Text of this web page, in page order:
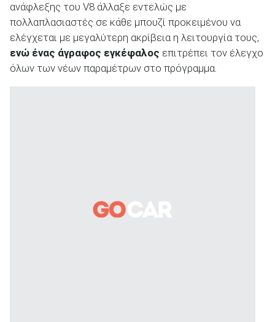
ανάφλεξης του V8 άλλαξε εντελώς με
πολλαπλασιαστές σε κάθε μπουζί προκειμένου να
ελέγχεται με μεγαλύτερη ακρίβεια η λειτουργία τους,
ενώ ένας άγραφος εγκέφαλος επιτρέπει τον έλεγχο
όλων των νέων παραμέτρων στο πρόγραμμα.